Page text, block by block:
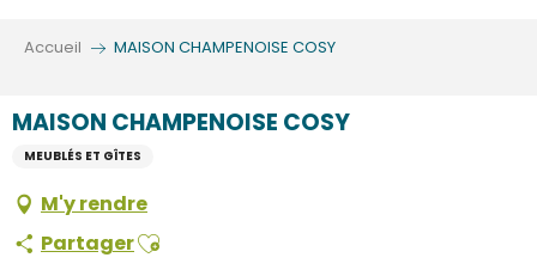
Accueil MAISON CHAMPENOISE COSY
MAISON CHAMPENOISE COSY
MEUBLÉS ET GÎTES
M'y rendre
PartagerAjouter aux favoris